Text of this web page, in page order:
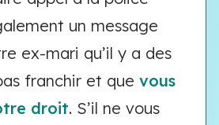
un message
ex-mari qu’il y a des
franchir et que vous
droit. S’il ne vous